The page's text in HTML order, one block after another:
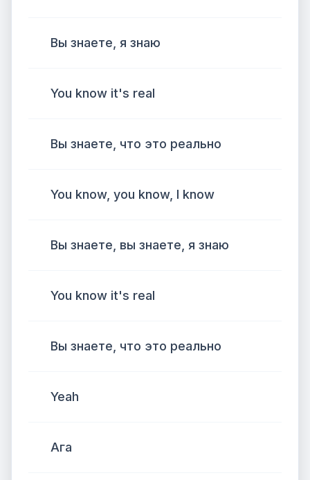
Вы знаете, я знаю
You know it's real
Вы знаете, что это реально
You know, you know, I know
Вы знаете, вы знаете, я знаю
You know it's real
Вы знаете, что это реально
Yeah
Ага